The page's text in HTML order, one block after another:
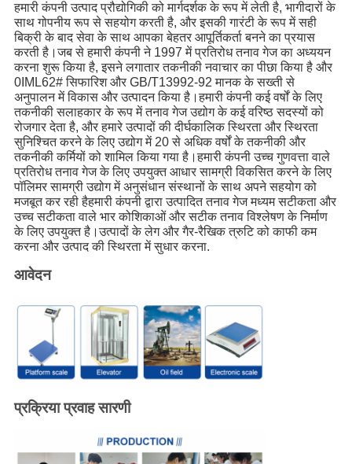
हमारी कंपनी उत्पाद प्रौद्योगिकी को मार्गदर्शक के रूप में लेती है, भागीदारों के
साथ गोपनीय रूप से सहयोग करती है, और इसकी गारंटी के रूप में सही
बिक्री के बाद सेवा के साथ आपका बेहतर आपूर्तिकर्ता बनने का प्रयास
करती है।जब से हमारी कंपनी ने 1997 में प्रतिरोध तनाव गेज का अध्ययन
करना शुरू किया है, इसने लगातार तकनीकी नवाचार का पीछा किया है और
0IML62# सिफारिश और GB/T13992-92 मानक के सख्ती से
अनुपालन में विकास और उत्पादन किया है।हमारी कंपनी कई वर्षों के लिए
तकनीकी सलाहकार के रूप में तनाव गेज उद्योग के कई वरिष्ठ सदस्यों को
रोजगार देता है, और हमारे उत्पादों की दीर्घकालिक स्थिरता और स्थिरता
सुनिश्चित करने के लिए उद्योग में 20 से अधिक वर्षों के तकनीकी और
तकनीकी कर्मियों को शामिल किया गया है।हमारी कंपनी उच्च गुणवत्ता वाले
प्रतिरोध तनाव गेज के लिए उपयुक्त आधार सामग्री विकसित करने के लिए
पॉलिमर सामग्री उद्योग में अनुसंधान संस्थानों के साथ अपने सहयोग को
मजबूत कर रही हैहमारी कंपनी द्वारा उत्पादित तनाव गेज मध्यम सटीकता और
उच्च सटीकता वाले भार कोशिकाओं और सटीक तनाव विश्लेषण के निर्माण
के लिए उपयुक्त है।उत्पादों के लेग और गैर-रैखिक त्रुटि को काफी कम
करना और उत्पाद की स्थिरता में सुधार करना.
आवेदन
प्रक्रिया प्रवाह सारणी